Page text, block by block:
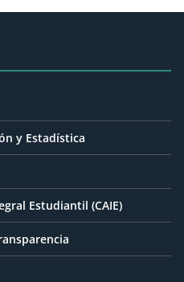
y Estadística
Estudiantil (CAIE)